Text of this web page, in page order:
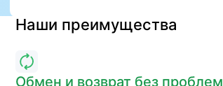
Наши преимущества
Обмен и возврат без проблем